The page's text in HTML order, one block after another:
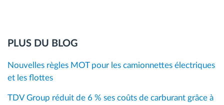
PLUS DU BLOG
Nouvelles règles MOT pour les camionnettes électriques
et les flottes
TDV Group réduit de 6 % ses coûts de carburant grâce à